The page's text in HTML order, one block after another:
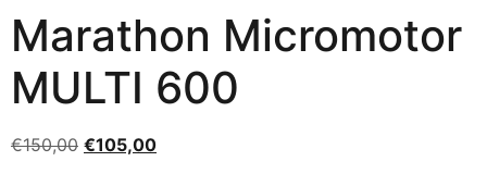
Marathon Micromotor
MULTI 600
€150,00 €105,00